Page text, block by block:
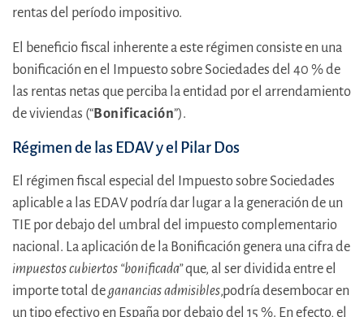
rentas del período impositivo.
El beneficio fiscal inherente a este régimen consiste en una
bonificación en el Impuesto sobre Sociedades del 40 % de
las rentas netas que perciba la entidad por el arrendamiento
de viviendas (“Bonificación”).
Régimen de las EDAV y el Pilar Dos
El régimen fiscal especial del Impuesto sobre Sociedades
aplicable a las EDAV podría dar lugar a la generación de un
TIE por debajo del umbral del impuesto complementario
nacional. La aplicación de la Bonificación genera una cifra de
impuestos cubiertos “bonificada”que, al ser dividida entre el
importe total de ganancias admisibles,podría desembocar en
un tipo efectivo en España por debajo del 15 %. En efecto, el